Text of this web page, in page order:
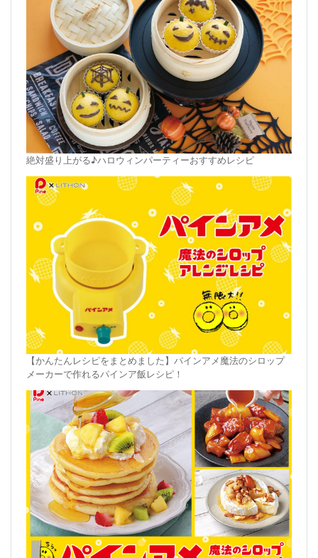
絶対盛り上がる♪ハロウィンパーティーおすすめレシピ
【かんたんレシピをまとめました】パインアメ魔法のシロップ
メーカーで作れるパインア飯レシピ！